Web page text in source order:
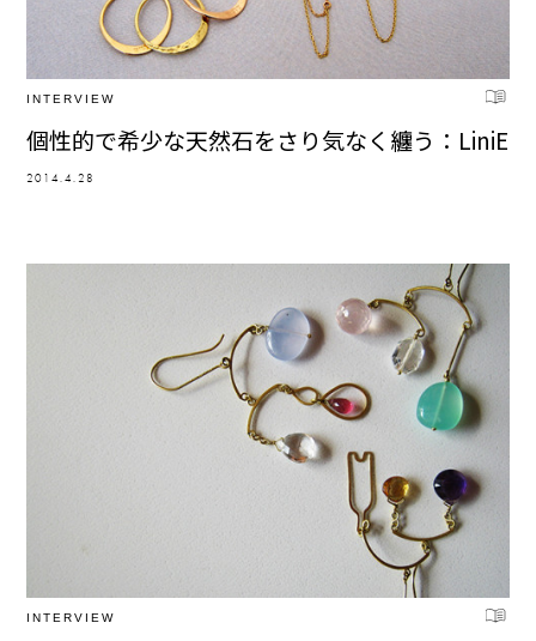
INTERVIEW
個性的で希少な天然石をさり気なく纏う：LiniE
2014.4.28
INTERVIEW